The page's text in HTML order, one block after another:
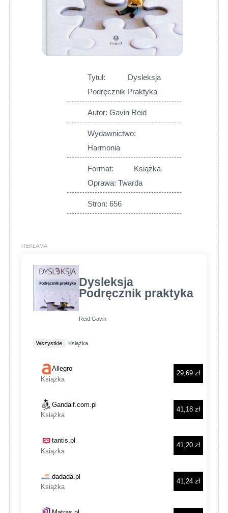
Tytuł: Dysleksja
Podręcznik Praktyka
Autor: Gavin Reid
Wydawnictwo:
Harmonia
Format: Książka
Oprawa: Twarda
Stron: 656